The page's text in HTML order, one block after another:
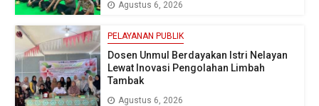
Agustus 6, 2026
PELAYANAN PUBLIK
Dosen Unmul Berdayakan Istri Nelayan
Lewat Inovasi Pengolahan Limbah
Tambak
Agustus 6, 2026